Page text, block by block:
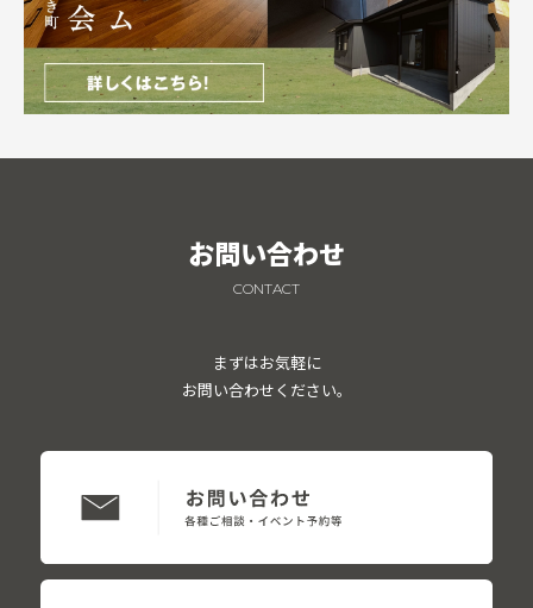
お問い合わせ
CONTACT
まずはお気軽に
お問い合わせください。